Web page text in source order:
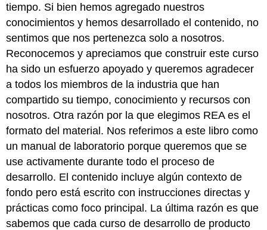
tiempo. Si bien hemos agregado nuestros
conocimientos y hemos desarrollado el contenido, no
sentimos que nos pertenezca solo a nosotros.
Reconocemos y apreciamos que construir este curso
ha sido un esfuerzo apoyado y queremos agradecer
a todos los miembros de la industria que han
compartido su tiempo, conocimiento y recursos con
nosotros. Otra razón por la que elegimos REA es el
formato del material. Nos referimos a este libro como
un manual de laboratorio porque queremos que se
use activamente durante todo el proceso de
desarrollo. El contenido incluye algún contexto de
fondo pero está escrito con instrucciones directas y
prácticas como foco principal. La última razón es que
sabemos que cada curso de desarrollo de producto